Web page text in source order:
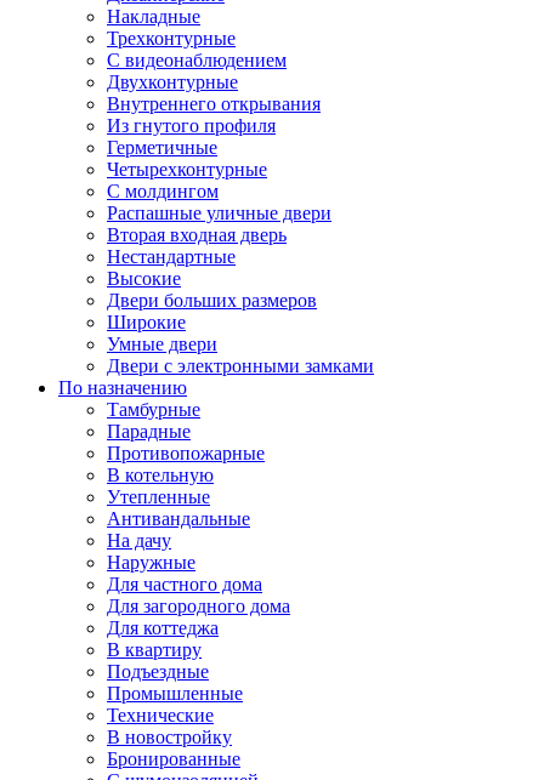
Накладные
Трехконтурные
С видеонаблюдением
Двухконтурные
Внутреннего открывания
Из гнутого профиля
Герметичные
Четырехконтурные
С молдингом
Распашные уличные двери
Вторая входная дверь
Нестандартные
Высокие
Двери больших размеров
Широкие
Умные двери
Двери с электронными замками
По назначению
Тамбурные
Парадные
Противопожарные
В котельную
Утепленные
Антивандальные
На дачу
Наружные
Для частного дома
Для загородного дома
Для коттеджа
В квартиру
Подъездные
Промышленные
Технические
В новостройку
Бронированные